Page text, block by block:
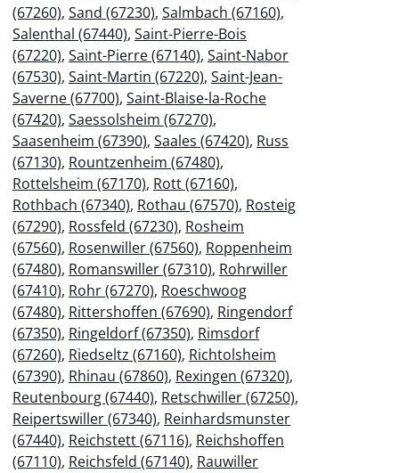
(67260), Sand (67230), Salmbach (67160),
Salenthal (67440), Saint-Pierre-Bois
(67220), Saint-Pierre (67140), Saint-Nabor
(67530), Saint-Martin (67220), Saint-Jean-
Saverne (67700), Saint-Blaise-la-Roche
(67420), Saessolsheim (67270),
Saasenheim (67390), Saales (67420), Russ
(67130), Rountzenheim (67480),
Rottelsheim (67170), Rott (67160),
Rothbach (67340), Rothau (67570), Rosteig
(67290), Rossfeld (67230), Rosheim
(67560), Rosenwiller (67560), Roppenheim
(67480), Romanswiller (67310), Rohrwiller
(67410), Rohr (67270), Roeschwoog
(67480), Rittershoffen (67690), Ringendorf
(67350), Ringeldorf (67350), Rimsdorf
(67260), Riedseltz (67160), Richtolsheim
(67390), Rhinau (67860), Rexingen (67320),
Reutenbourg (67440), Retschwiller (67250),
Reipertswiller (67340), Reinhardsmunster
(67440), Reichstett (67116), Reichshoffen
(67110), Reichsfeld (67140), Rauwiller